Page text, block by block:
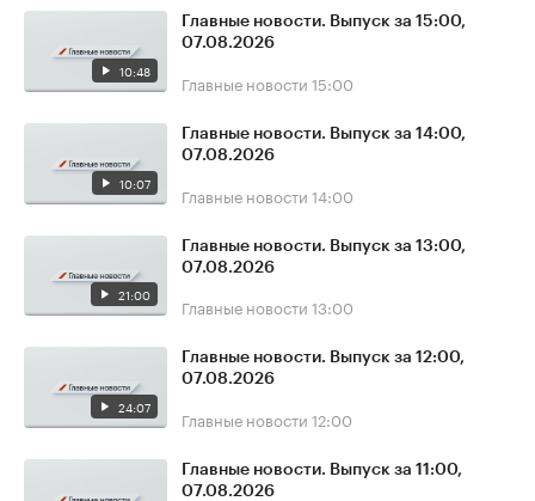
10:48
Главные новости. Выпуск за 15:00,
07.08.2026
Главные новости 15:00
10:07
Главные новости. Выпуск за 14:00,
07.08.2026
Главные новости 14:00
21:00
Главные новости. Выпуск за 13:00,
07.08.2026
Главные новости 13:00
24:07
Главные новости. Выпуск за 12:00,
07.08.2026
Главные новости 12:00
Главные новости. Выпуск за 11:00,
07.08.2026